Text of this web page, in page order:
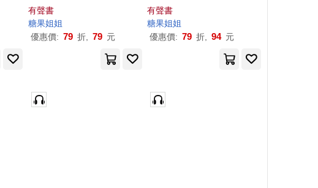
有聲書
糖果姐姐
優惠價: 79 折, 79 元
有聲書
糖果姐姐
優惠價: 79 折, 94 元